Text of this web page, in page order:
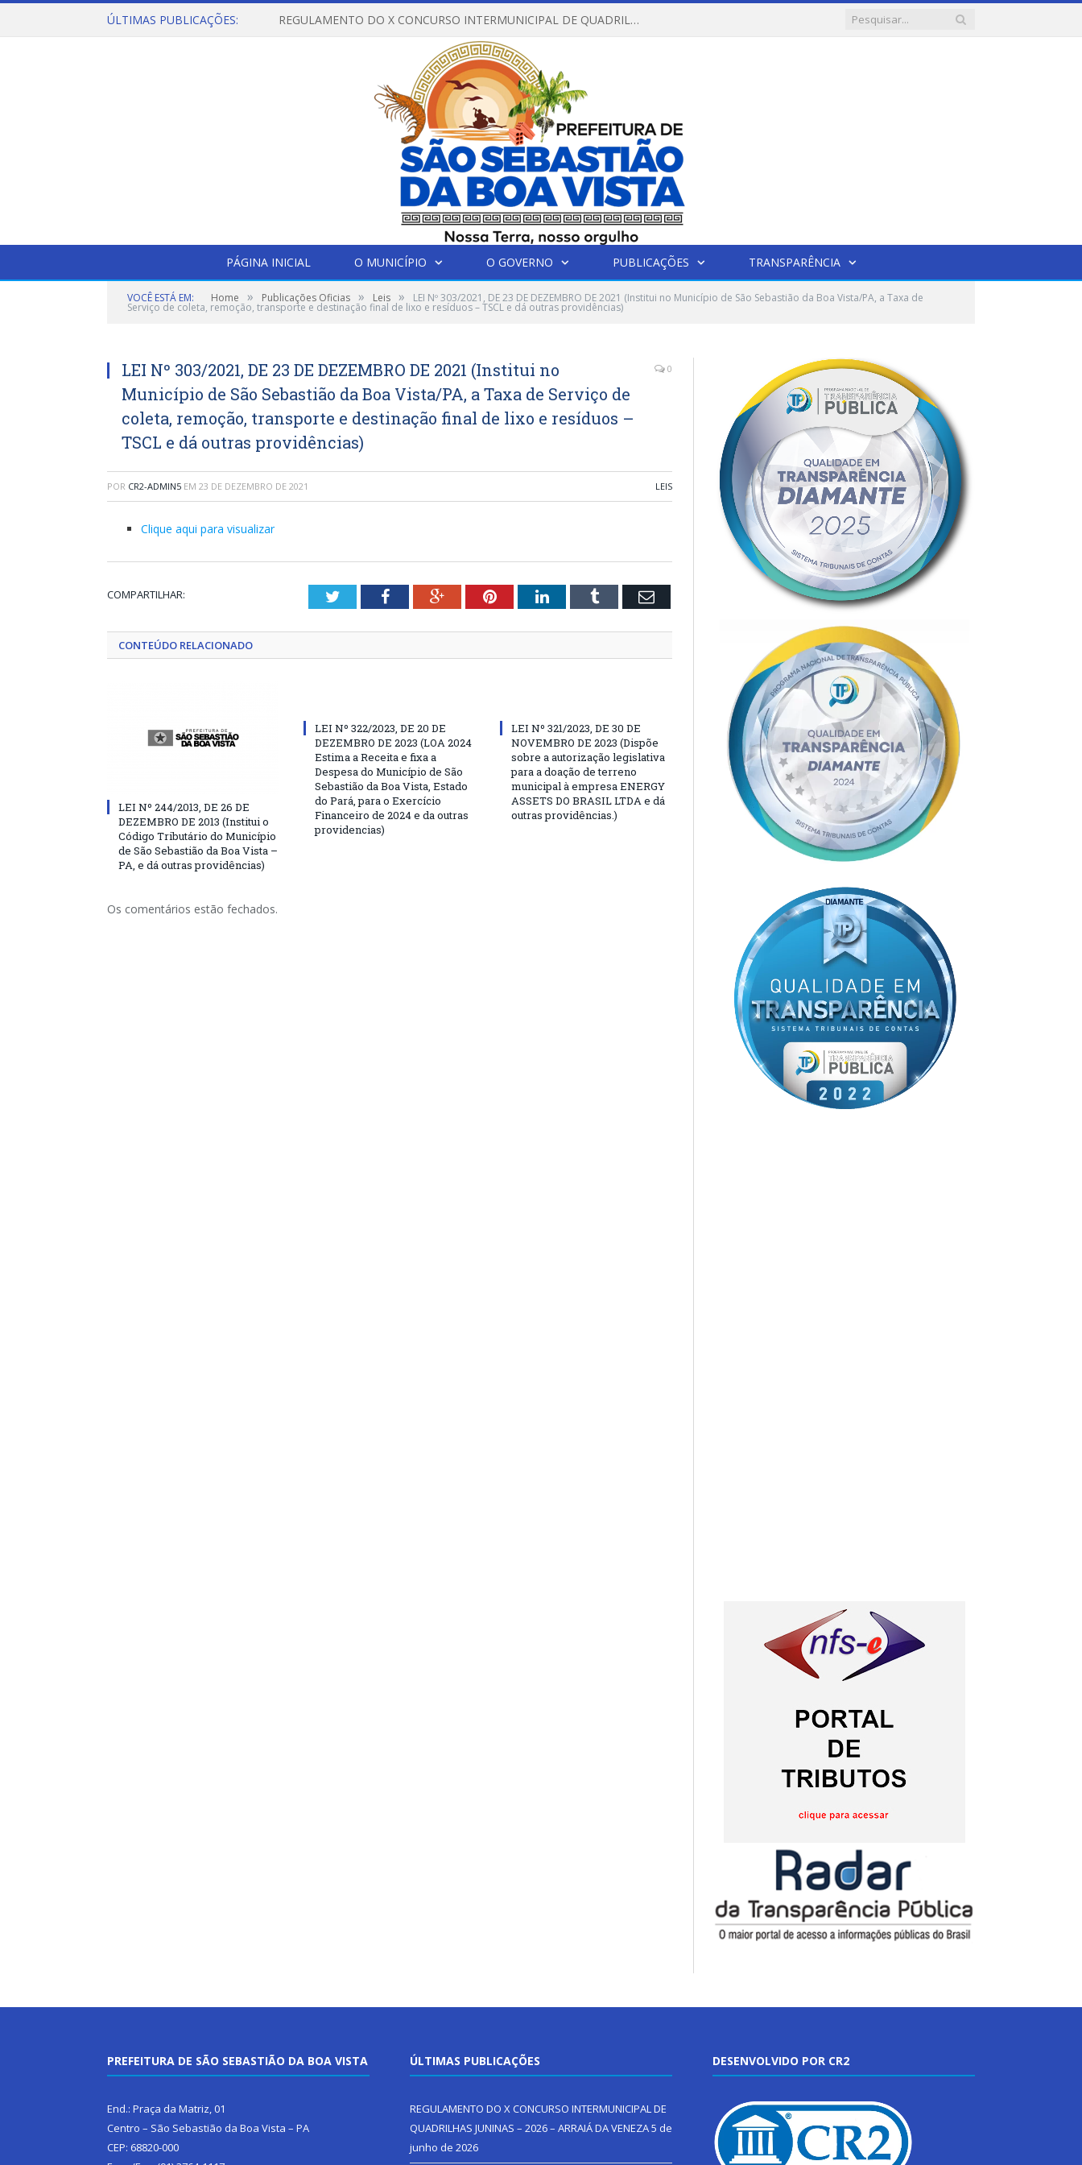
ÚLTIMAS PUBLICAÇÕES: REGULAMENTO DO X CONCURSO INTERMUNICIPAL DE QUADRILHAS JUNINAS – 2026 – ARRAIÁ DA VENEZA
PÁGINA INICIAL O MUNICÍPIO O GOVERNO PUBLICAÇÕES TRANSPARÊNCIA
VOCÊ ESTÁ EM: Home » Publicações Oficias » Leis » LEI Nº 303/2021, DE 23 DE DEZEMBRO DE 2021 (Institui no Município de São Sebastião da Boa Vista/PA, a Taxa de
Serviço de coleta, remoção, transporte e destinação final de lixo e resíduos – TSCL e dá outras providências)
LEI Nº 303/2021, DE 23 DE DEZEMBRO DE 2021 (Institui no
Município de São Sebastião da Boa Vista/PA, a Taxa de Serviço de
coleta, remoção, transporte e destinação final de lixo e resíduos –
TSCL e dá outras providências)
0
POR CR2-ADMIN5 EM 23 DE DEZEMBRO DE 2021 LEIS
Clique aqui para visualizar
COMPARTILHAR: TwitterFacebookGoogle+PinterestLinkedInTumblr Email
CONTEÚDO RELACIONADO
LEI Nº 244/2013, DE 26 DE
DEZEMBRO DE 2013 (Institui o
Código Tributário do Município
de São Sebastião da Boa Vista –
PA, e dá outras providências)
LEI Nº 322/2023, DE 20 DE
DEZEMBRO DE 2023 (LOA 2024
Estima a Receita e fixa a
Despesa do Município de São
Sebastião da Boa Vista, Estado
do Pará, para o Exercício
Financeiro de 2024 e da outras
providencias)
LEI Nº 321/2023, DE 30 DE
NOVEMBRO DE 2023 (Dispõe
sobre a autorização legislativa
para a doação de terreno
municipal à empresa ENERGY
ASSETS DO BRASIL LTDA e dá
outras providências.)
Os comentários estão fechados.
PREFEITURA DE SÃO SEBASTIÃO DA BOA VISTA
End.: Praça da Matriz, 01
Centro – São Sebastião da Boa Vista – PA
CEP: 68820-000
ÚLTIMAS PUBLICAÇÕES
REGULAMENTO DO X CONCURSO INTERMUNICIPAL DE
QUADRILHAS JUNINAS – 2026 – ARRAIÁ DA VENEZA5 de
junho de 2026
DESENVOLVIDO POR CR2